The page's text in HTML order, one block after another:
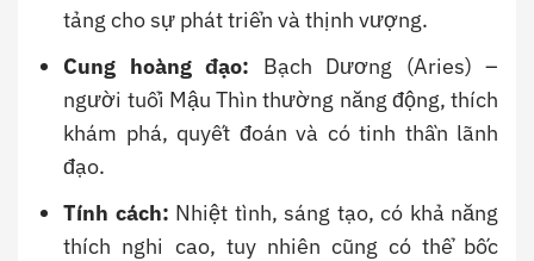
tảng cho sự phát triển và thịnh vượng.
Cung hoàng đạo: Bạch Dương (Aries) –
người tuổi Mậu Thìn thường năng động, thích
khám phá, quyết đoán và có tinh thần lãnh
đạo.
Tính cách: Nhiệt tình, sáng tạo, có khả năng
thích nghi cao, tuy nhiên cũng có thể bốc